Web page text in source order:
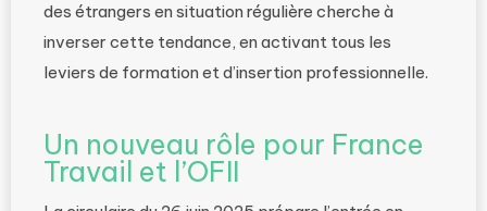
des étrangers en situation régulière cherche à
inverser cette tendance, en activant tous les
leviers de formation et d’insertion professionnelle.
Un nouveau rôle pour France
Travail et l’OFII